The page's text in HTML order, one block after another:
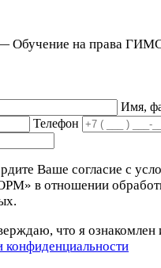
Обучение на права
Имя,
Телефон
Ваше согласие с
в отношении
что я ознакомлен
конфиденциальности